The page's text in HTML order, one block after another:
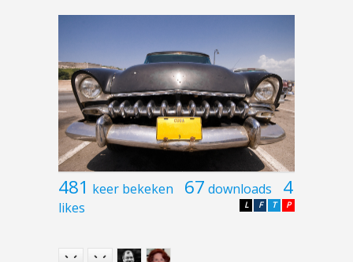
481 keer bekeken 67 downloads 4
likes P
T
F
L